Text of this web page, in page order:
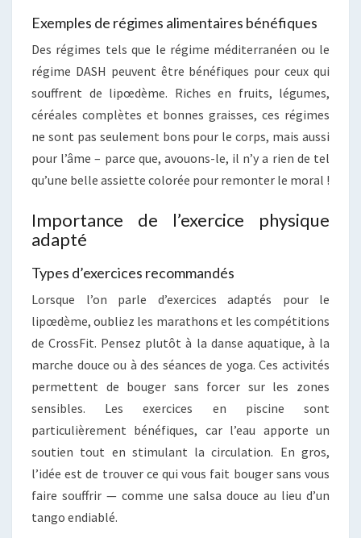
Exemples de régimes alimentaires bénéfiques
Des régimes tels que le régime méditerranéen ou le
régime DASH peuvent être bénéfiques pour ceux qui
souffrent de lipœdème. Riches en fruits, légumes,
céréales complètes et bonnes graisses, ces régimes
ne sont pas seulement bons pour le corps, mais aussi
pour l’âme – parce que, avouons-le, il n’y a rien de tel
qu’une belle assiette colorée pour remonter le moral !
Importance de l’exercice physique
adapté
Types d’exercices recommandés
Lorsque l’on parle d’exercices adaptés pour le
lipœdème, oubliez les marathons et les compétitions
de CrossFit. Pensez plutôt à la danse aquatique, à la
marche douce ou à des séances de yoga. Ces activités
permettent de bouger sans forcer sur les zones
sensibles. Les exercices en piscine sont
particulièrement bénéfiques, car l’eau apporte un
soutien tout en stimulant la circulation. En gros,
l’idée est de trouver ce qui vous fait bouger sans vous
faire souffrir — comme une salsa douce au lieu d’un
tango endiablé.